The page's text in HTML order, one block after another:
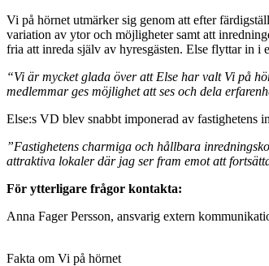
Vi på hörnet utmärker sig genom att efter
variation av ytor och möjligheter samt att
fria att inreda själv av hyresgästen. Else flyttar in i
“Vi är mycket glada över att Else har valt Vi på
medlemmar ges möjlighet att ses och dela
Else:s VD blev snabbt imponerad av fastighetens
”Fastighetens charmiga och hållbara
attraktiva lokaler där jag ser fram emot att
För ytterligare frågor kontakta:
Anna Fager Persson, ansvarig extern
Fakta om Vi på hörnet